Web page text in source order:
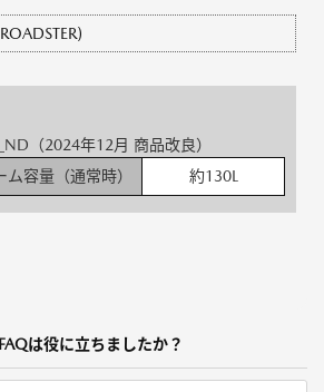
（2024年12月 商品改良）
ム容量（通常時）
約130L
は役に立ちましたか？